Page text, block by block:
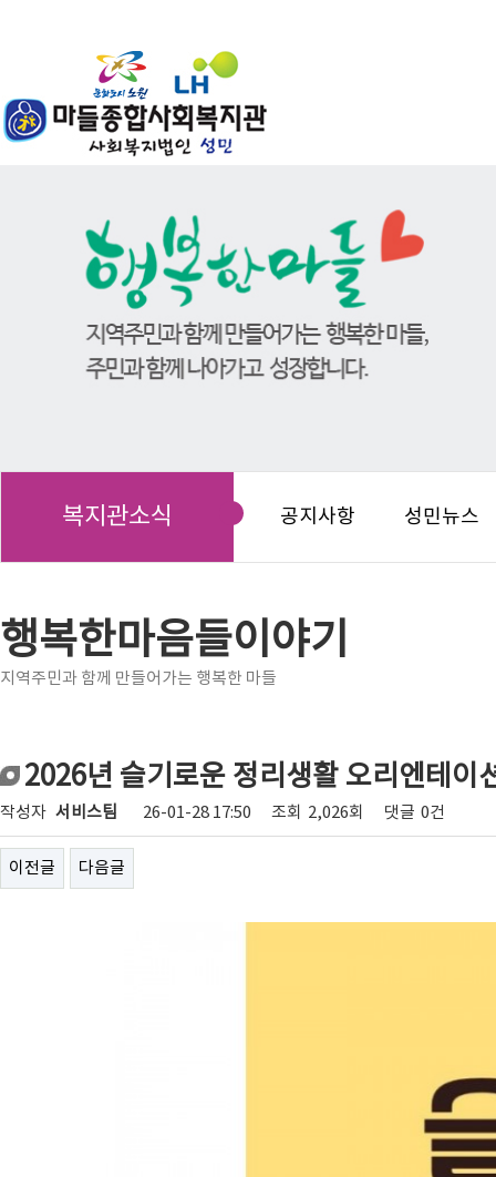
복지관소식 공지사항 성민뉴스
행복한마음들이야기
지역주민과 함께 만들어가는 행복한 마들
2026년 슬기로운 정리생활 오리엔테이
작성자 서비스팀 26-01-28 17:50 조회 2,026회 댓글 0건
이전글 다음글